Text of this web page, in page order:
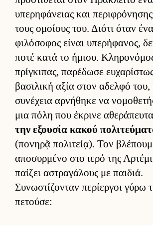
υπερηφάνειας και
τους ομοί­ους του. Διότι όταν
φιλόσοφος εί­ναι υπερήφανος,
ποτέ κατά το ήμισυ.
πρίγκιπας, παρέδωσε
βασιλική αξία στον αδελφό του,
συνέχεια αρ­νήθηκε να
μια πόλη που έκρινε
την εξου­σία κακού
(πονηρᾷ πολιτεί­ᾳ). Τον
αποσυρ­μένο στο ιερό της
παί­ζει αστραγάλους με παι­διά.
Συνωστίζονταν περίερ­γοι γύρω
πετού­σε: